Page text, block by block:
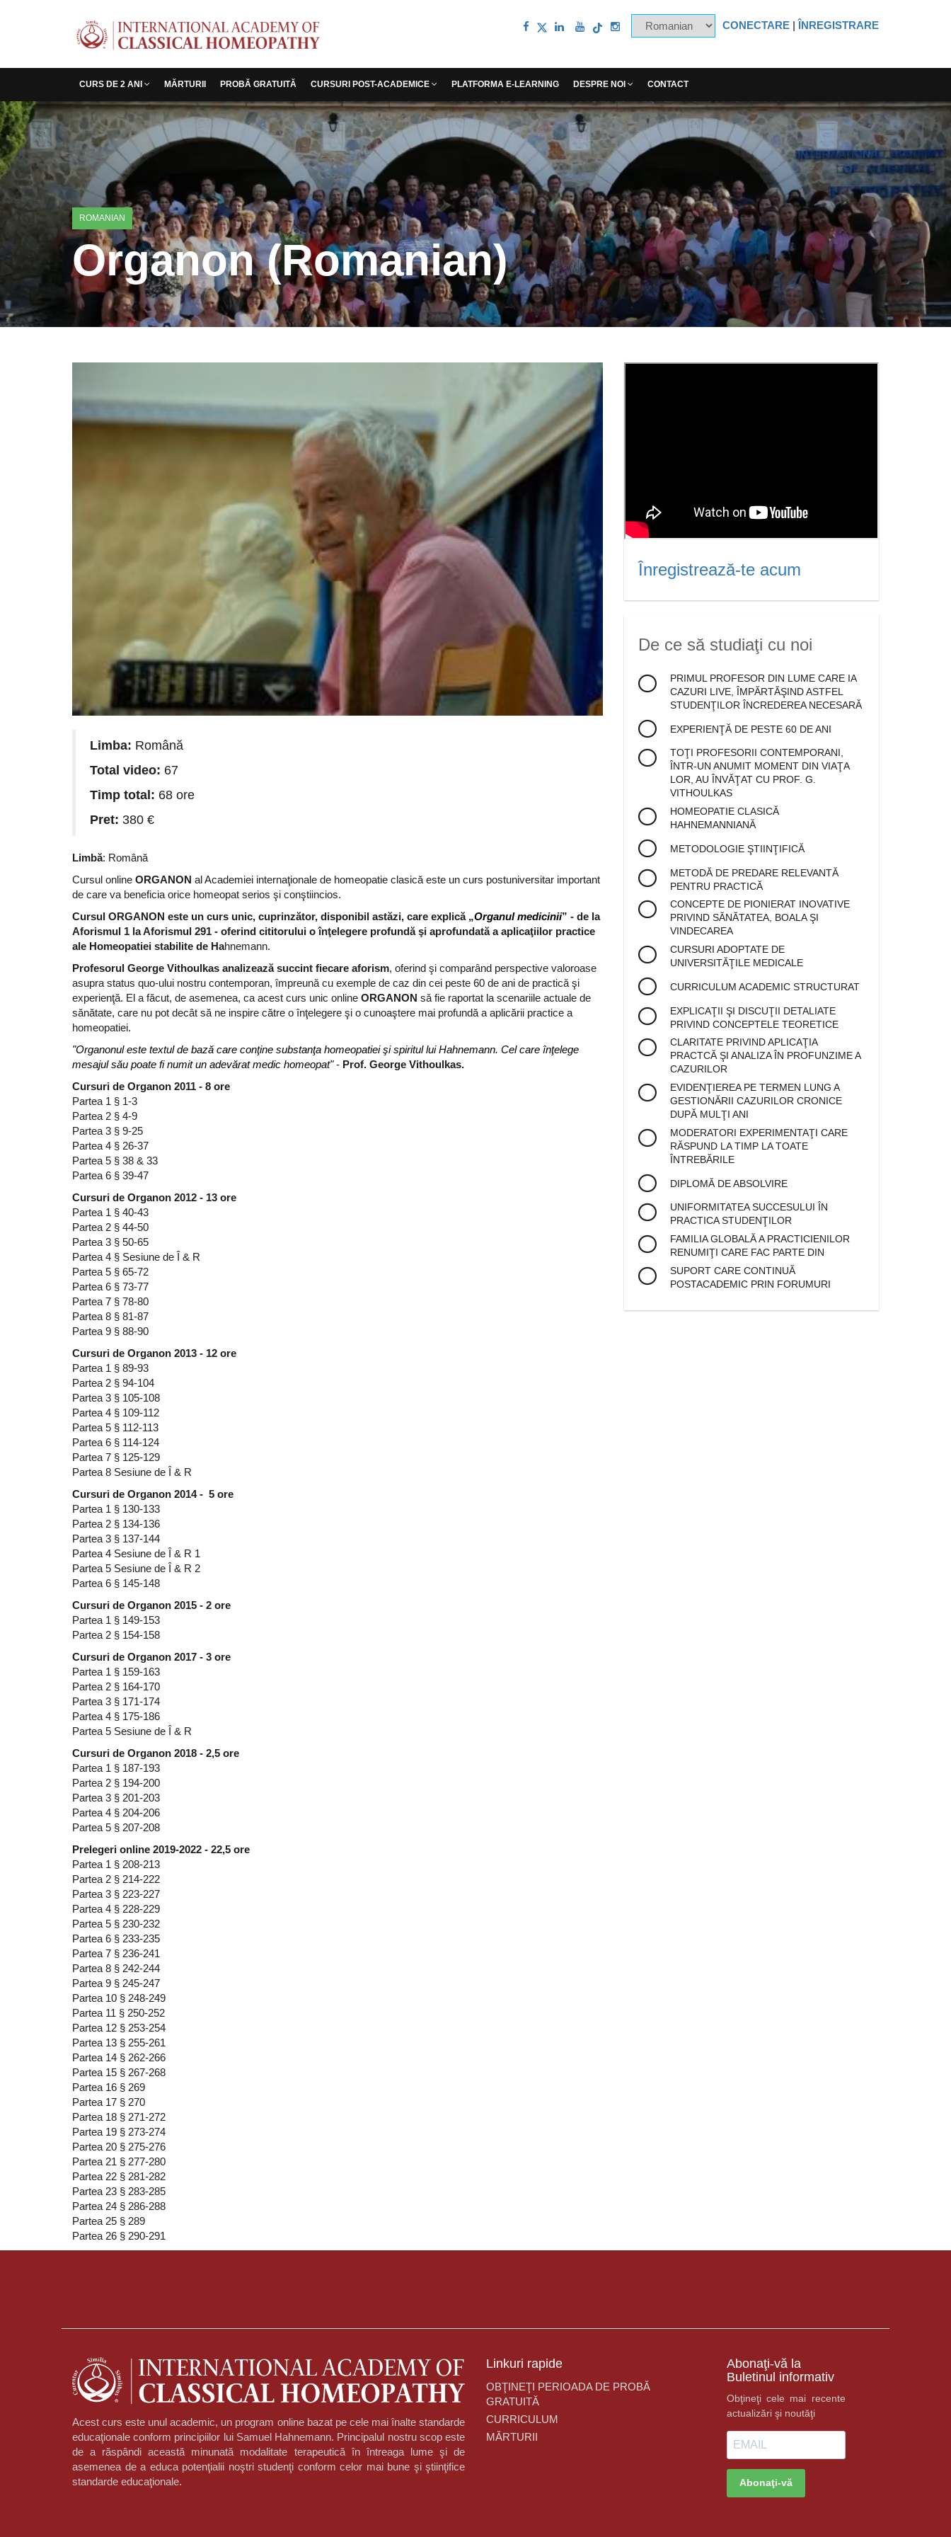
CONECTARE | ÎNREGISTRARE
CURS DE 2 ANI MĂRTURII PROBĂ GRATUITĂ CURSURI POST-ACADEMICE PLATFORMA E-LEARNING DESPRE NOI CONTACT
ROMANIAN
Organon (Romanian)
Limba: Română
Total video: 67
Timp total: 68 ore
Pret: 380 €
Limbă: Română
Cursul online ORGANON al Academiei internaţionale de homeopatie clasică este un curs postuniversitar important
de care va beneficia orice homeopat serios şi conştiincios.
Cursul ORGANON este un curs unic, cuprinzător, disponibil astăzi, care explică „Organul medicinii” - de la
Aforismul 1 la Aforismul 291 - oferind cititorului o înţelegere profundă şi aprofundată a aplicaţiilor practice
ale Homeopatiei stabilite de Hahnemann.
Profesorul George Vithoulkas analizează succint fiecare aforism, oferind şi comparând perspective valoroase
asupra status quo-ului nostru contemporan, împreună cu exemple de caz din cei peste 60 de ani de practică şi
experienţă. El a făcut, de asemenea, ca acest curs unic online ORGANON să fie raportat la scenariile actuale de
sănătate, care nu pot decât să ne inspire către o înţelegere şi o cunoaştere mai profundă a aplicării practice a
homeopatiei.
"Organonul este textul de bază care conţine substanţa homeopatiei şi spiritul lui Hahnemann. Cel care înţelege
mesajul său poate fi numit un adevărat medic homeopat"- Prof. George Vithoulkas.
Cursuri de Organon 2011 - 8 ore
Partea 1 § 1-3
Partea 2 § 4-9
Partea 3 § 9-25
Partea 4 § 26-37
Partea 5 § 38 & 33
Partea 6 § 39-47
Cursuri de Organon 2012 - 13 ore
Partea 1 § 40-43
Partea 2 § 44-50
Partea 3 § 50-65
Partea 4 § Sesiune de Î & R
Partea 5 § 65-72
Partea 6 § 73-77
Partea 7 § 78-80
Partea 8 § 81-87
Partea 9 § 88-90
Cursuri de Organon 2013 - 12 ore
Partea 1 § 89-93
Partea 2 § 94-104
Partea 3 § 105-108
Partea 4 § 109-112
Partea 5 § 112-113
Partea 6 § 114-124
Partea 7 § 125-129
Partea 8 Sesiune de Î & R
Cursuri de Organon 2014 - 5 ore
Partea 1 § 130-133
Partea 2 § 134-136
Partea 3 § 137-144
Partea 4 Sesiune de Î & R 1
Partea 5 Sesiune de Î & R 2
Partea 6 § 145-148
Cursuri de Organon 2015 - 2 ore
Partea 1 § 149-153
Partea 2 § 154-158
Cursuri de Organon 2017 - 3 ore
Partea 1 § 159-163
Partea 2 § 164-170
Partea 3 § 171-174
Partea 4 § 175-186
Partea 5 Sesiune de Î & R
Cursuri de Organon 2018 - 2,5 ore
Partea 1 § 187-193
Partea 2 § 194-200
Partea 3 § 201-203
Partea 4 § 204-206
Partea 5 § 207-208
Prelegeri online 2019-2022 - 22,5 ore
Partea 1 § 208-213
Partea 2 § 214-222
Partea 3 § 223-227
Partea 4 § 228-229
Partea 5 § 230-232
Partea 6 § 233-235
Partea 7 § 236-241
Partea 8 § 242-244
Partea 9 § 245-247
Partea 10 § 248-249
Partea 11 § 250-252
Partea 12 § 253-254
Partea 13 § 255-261
Partea 14 § 262-266
Partea 15 § 267-268
Partea 16 § 269
Partea 17 § 270
Partea 18 § 271-272
Partea 19 § 273-274
Partea 20 § 275-276
Partea 21 § 277-280
Partea 22 § 281-282
Partea 23 § 283-285
Partea 24 § 286-288
Partea 25 § 289
Partea 26 § 290-291
Înregistrează-te acum
De ce să studiaţi cu noi
PRIMUL PROFESOR DIN LUME CARE IA
CAZURI LIVE, ÎMPĂRTĂŞIND ASTFEL
STUDENŢILOR ÎNCREDEREA NECESARĂ
EXPERIENŢĂ DE PESTE 60 DE ANI
TOŢI PROFESORII CONTEMPORANI,
ÎNTR-UN ANUMIT MOMENT DIN VIAŢA
LOR, AU ÎNVĂŢAT CU PROF. G.
VITHOULKAS
HOMEOPATIE CLASICĂ
HAHNEMANNIANĂ
METODOLOGIE ŞTIINŢIFICĂ
METODĂ DE PREDARE RELEVANTĂ
PENTRU PRACTICĂ
CONCEPTE DE PIONIERAT INOVATIVE
PRIVIND SĂNĂTATEA, BOALA ŞI
VINDECAREA
CURSURI ADOPTATE DE
UNIVERSITĂŢILE MEDICALE
CURRICULUM ACADEMIC STRUCTURAT
EXPLICAŢII ŞI DISCUŢII DETALIATE
PRIVIND CONCEPTELE TEORETICE
CLARITATE PRIVIND APLICAŢIA
PRACTCĂ ŞI ANALIZA ÎN PROFUNZIME A
CAZURILOR
EVIDENŢIEREA PE TERMEN LUNG A
GESTIONĂRII CAZURILOR CRONICE
DUPĂ MULŢI ANI
MODERATORI EXPERIMENTAŢI CARE
RĂSPUND LA TIMP LA TOATE
ÎNTREBĂRILE
DIPLOMĂ DE ABSOLVIRE
UNIFORMITATEA SUCCESULUI ÎN
PRACTICA STUDENŢILOR
FAMILIA GLOBALĂ A PRACTICIENILOR
RENUMIŢI CARE FAC PARTE DIN
SUPORT CARE CONTINUĂ
POSTACADEMIC PRIN FORUMURI
Acest curs este unul academic, un program online bazat pe cele mai înalte standarde
educaţionale conform principiilor lui Samuel Hahnemann. Principalul nostru scop este
de a răspândi această minunată modalitate terapeutică în întreaga lume şi de
asemenea de a educa potenţialii noştri studenţi conform celor mai bune şi ştiinţifice
standarde educaţionale.
Linkuri rapide
OBŢINEŢI PERIOADA DE PROBĂ
GRATUITĂ
CURRICULUM
MĂRTURII
Abonaţi-vă la
Buletinul informativ
Obţineţi cele mai recente
actualizări şi noutăţi
Abonaţi-vă